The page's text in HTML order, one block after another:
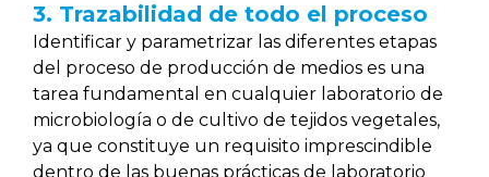
3. Trazabilidad de todo el proceso
Identificar y parametrizar las diferentes etapas
del proceso de producción de medios es una
tarea fundamental en cualquier laboratorio de
microbiología o de cultivo de tejidos vegetales,
ya que constituye un requisito imprescindible
dentro de las buenas prácticas de laboratorio